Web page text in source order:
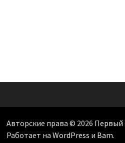
Авторские права © 2026 Первый
Работает на WordPress и Bam.